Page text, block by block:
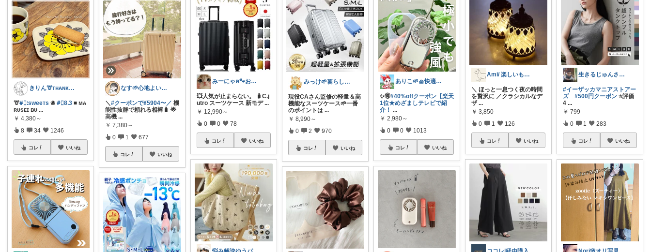
きりん🦒ᴛʜᴀɴᴋs ᴀʟᴡᴀʏs.
🦒#⃞ᱺsᴡeeᴛs ❀ #⃞8ᱹ3 ■ ᴍᴀ
ʀᴜsᴇɪ ʙᴜ ...
￥ 4,380～
8 34 1246
コレ いいね
なす🌱心地よい暮らしと美味しい時間✨
＼#クーポンで¥5904〜／ 機
能性抜群で頼れる相棒🧳 🌟
高機 ...
￥ 7,380～
0 1 677
コレ いいね
みーにゃฅ🐾お役立ちになれれば😊
💥人気が止まらない。 🧳C.j
utro スーツケース 新モデ ...
￥ 12,990～
0 0 78
コレ いいね
みっけ🌱暮らしとファッション
現役CAさん監修の軽量＆高
機能なスーツケース🌱一番
のポイントは ...
￥ 8,990～
0 2 970
コレ いいね
ありこ🌱🧺快適な暮らし雑貨🌻
✨️🉐#40%offクーポン【楽天
1位★めざましテレビで紹
介！ ...
￥ 2,980～
0 0 1013
コレ いいね
Ami/ 楽しいもの美味しいもの
＼ ​ほっと一息つく夜の時間
を贅沢に ／ ​クラシカルなデ
ザ ...
￥ 3,850
0 1 126
コレ いいね
生きるじゅんさん、フォロワー様より買う
#イーザッカマニアストアー
ズ
#500円クーポン ⭐️評価
4 ...
￥ 799
0 1 283
コレ いいね